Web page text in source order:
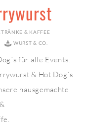
& KAFFEE
WURST & CO.
für alle Events.
& Hot Dog´s
hausgemachte